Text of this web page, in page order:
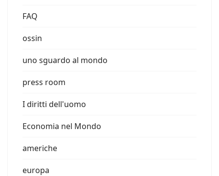
FAQ
ossin
uno sguardo al mondo
press room
I diritti dell'uomo
Economia nel Mondo
americhe
europa